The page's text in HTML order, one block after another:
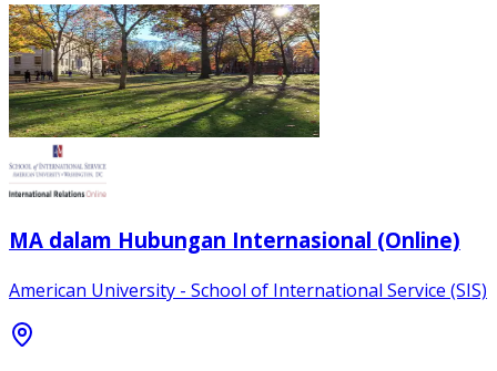
MA dalam Hubungan Internasional (Online)
American University - School of International Service (SIS)